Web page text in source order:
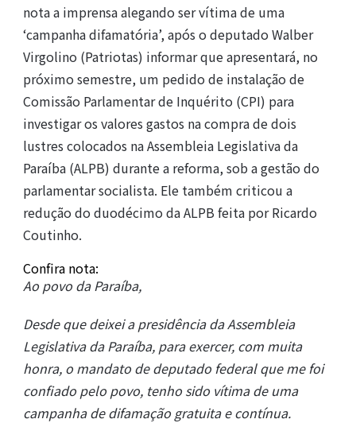
nota a imprensa alegando ser vítima de uma
‘campanha difamatória’, após o deputado Walber
Virgolino (Patriotas) informar que apresentará, no
próximo semestre, um pedido de instalação de
Comissão Parlamentar de Inquérito (CPI) para
investigar os valores gastos na compra de dois
lustres colocados na Assembleia Legislativa da
Paraíba (ALPB) durante a reforma, sob a gestão do
parlamentar socialista. Ele também criticou a
redução do duodécimo da ALPB feita por Ricardo
Coutinho.
Confira nota:
Ao povo da Paraíba,
Desde que deixei a presidência da Assembleia
Legislativa da Paraíba, para exercer, com muita
honra, o mandato de deputado federal que me foi
confiado pelo povo, tenho sido vítima de uma
campanha de difamação gratuita e contínua.